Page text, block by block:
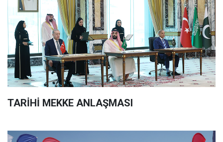
TARİHİ MEKKE ANLAŞMASI